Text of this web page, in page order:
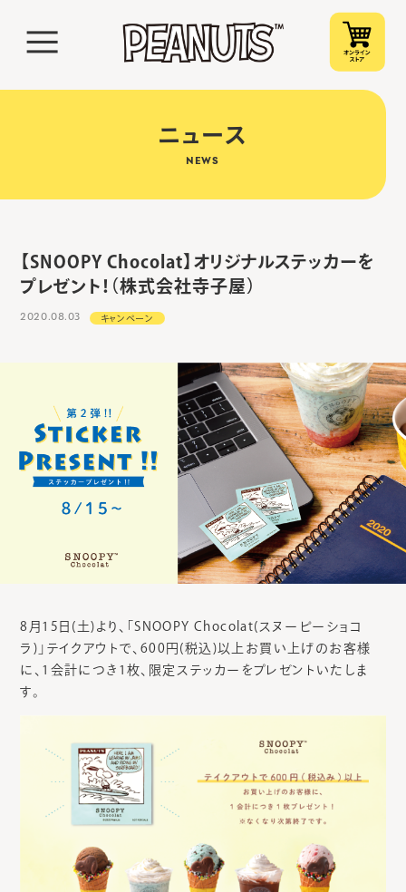
ニュース
NEWS
【SNOOPY Chocolat】オリジナルステッカーを
プレゼント！（株式会社寺子屋）
2020.08.03 キャンペーン
8月15日(土)より、「SNOOPY Chocolat(スヌーピーショコ
ラ)」テイクアウトで、600円(税込)以上お買い上げのお客様
に、1会計につき1枚、限定ステッカーをプレゼントいたしま
す。